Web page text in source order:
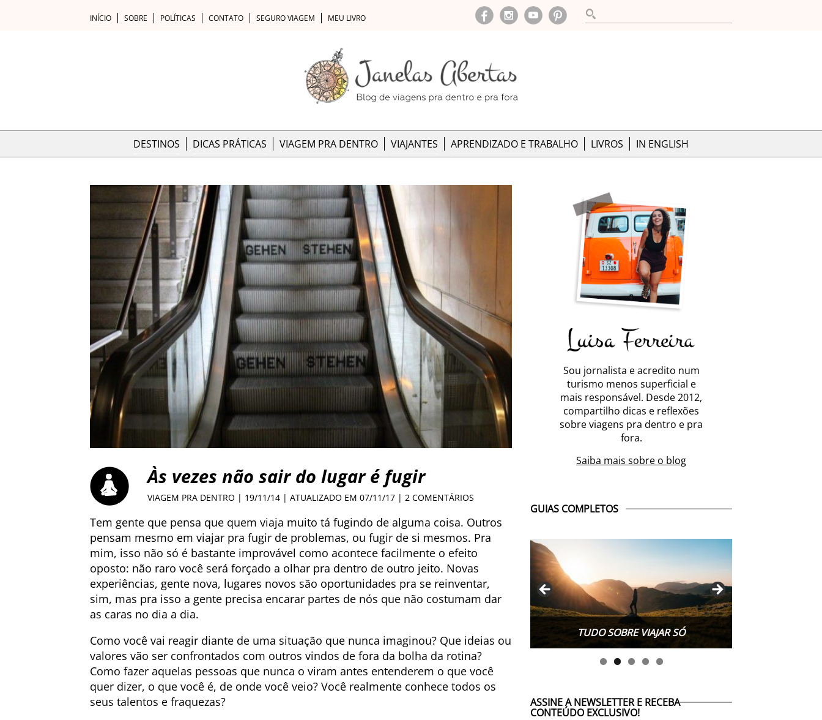
INÍCIO SOBRE POLÍTICAS CONTATO SEGURO VIAGEM MEU LIVRO
DESTINOS DICAS PRÁTICAS VIAGEM PRA DENTRO VIAJANTES APRENDIZADO E TRABALHO LIVROS IN ENGLISH
Às vezes não sair do lugar é fugir
VIAGEM PRA DENTRO | 19/11/14 | ATUALIZADO EM 07/11/17 | 2 COMENTÁRIOS
Tem gente que pensa que quem viaja muito tá fugindo de alguma coisa. Outros
pensam mesmo em viajar pra fugir de problemas, ou fugir de si mesmos. Pra
mim, isso não só é bastante improvável como acontece facilmente o efeito
oposto: não raro você será forçado a olhar pra dentro de outro jeito. Novas
experiências, gente nova, lugares novos são oportunidades pra se reinventar,
sim, mas pra isso a gente precisa encarar partes de nós que não costumam dar
as caras no dia a dia.
Como você vai reagir diante de uma situação que nunca imaginou? Que ideias ou
valores vão ser confrontados com outros vindos de fora da bolha da rotina?
Como fazer aquelas pessoas que nunca o viram antes entenderem o que você
quer dizer, o que você é, de onde você veio? Você realmente conhece todos os
seus talentos e fraquezas?
Sou jornalista e acredito num
turismo menos superficial e
mais responsável. Desde 2012,
compartilho dicas e reflexões
sobre viagens pra dentro e pra
fora.
Saiba mais sobre o blog
GUIAS COMPLETOS
TUDO SOBRE VIAJAR SÓ
ASSINE A NEWSLETTER E RECEBA
CONTEÚDO EXCLUSIVO!